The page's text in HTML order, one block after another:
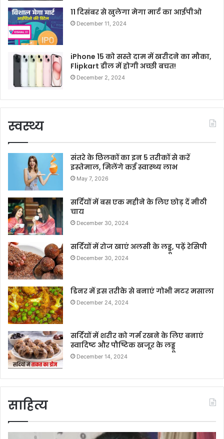
11 दिसंबर से खुलेगा मेगा मार्ट का आईपीओ
December 11, 2024
iPhone 15 को सस्ते दाम में खरीदने का मौका,
Flipkart डील में होगी अच्छी बचत!
December 2, 2024
स्वस्थ्य
संतरे के छिलकों का इन 5 तरीकों से करें
इस्तेमाल, मिलेंगे कई स्वास्थ्य लाभ
May 7, 2026
सर्दियों में बस एक महीने के लिए छोड़ दें मीठी
चाय
December 30, 2024
सर्दियों में रोज खाएं अलसी के लड्डू, पढ़ें रेसिपी
December 30, 2024
डिनर में इस तरीके से बनाएं गोभी मटर मसाला
December 24, 2024
सर्दियों में शरीर को गर्म रखने के लिए बनाएं
स्वादिष्ट और पौष्टिक खजूर के लड्डू
December 14, 2024
साहित्य